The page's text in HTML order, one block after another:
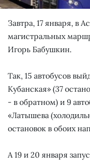
Завтра, 17 января, в
магистральных
Игорь Бабушкин.
Так, 15 автобусов
Кубанская» (37
- в обратном) и 9
«Латышева
остановок в обоих
А 19 и 20 января